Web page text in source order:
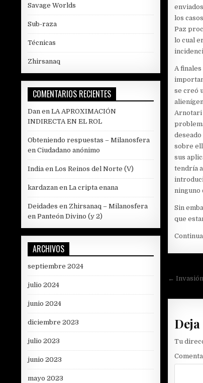
los
Paz
lo cual
A
se creó
Arnotari
sobre
sus
tendría
ninguno
Sin
que
de
←
Tu
Savage Worlds
Sub-raza
Técnicas
Zhirsanaq
COMENTARIOS RECIENTES
Dan en LA APROXIMACIÓN
INDIRECTA EN EL ROL
Obteniendo respuestas – Milanosfera
en Ciudadano anónimo
India en Los Reinos del Norte (V)
kardazan en La cripta enana
Deidades en Zhirsanaq – Milanosfera
en Panteón Divino (y 2)
ARCHIVOS
septiembre 2024
julio 2024
junio 2024
diciembre 2023
julio 2023
junio 2023
mayo 2023